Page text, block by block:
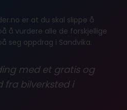
er at du skal slippe å
å vurdere alle de forskjellige
seg oppdrag i Sandvika.
med et gratis og
fra bilverksted i